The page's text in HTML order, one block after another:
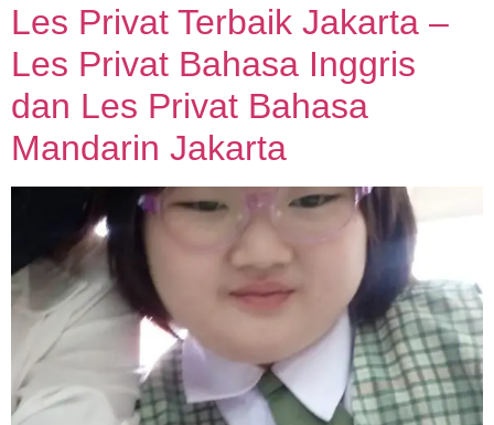
Les Privat Terbaik Jakarta –
Les Privat Bahasa Inggris
dan Les Privat Bahasa
Mandarin Jakarta